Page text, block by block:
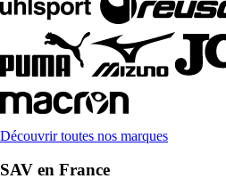
Découvrir toutes nos marques
SAV en France